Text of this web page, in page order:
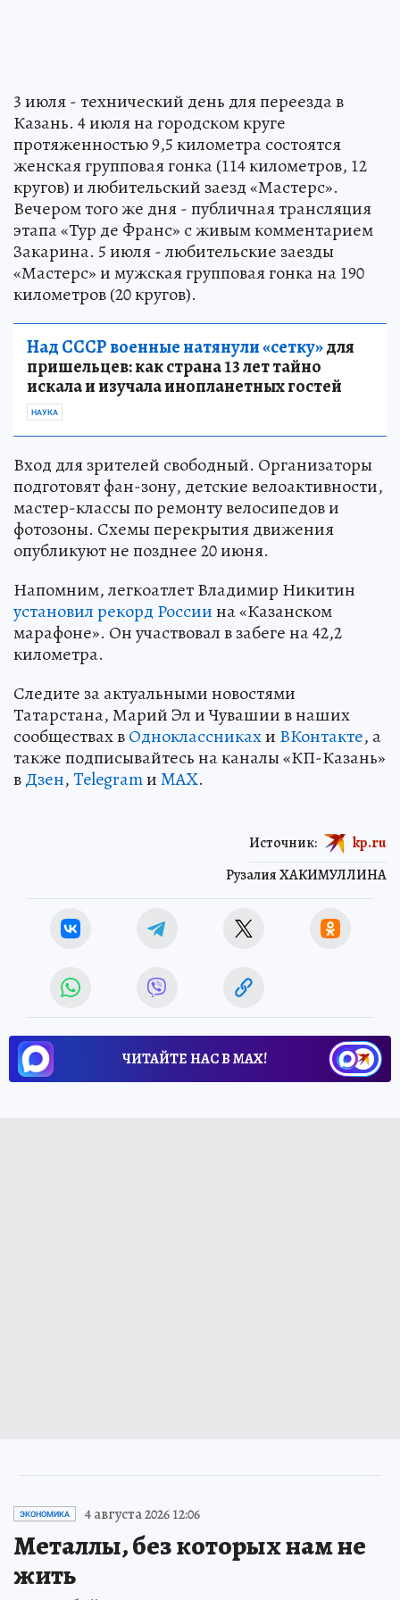
3 июля - технический день для переезда в
Казань. 4 июля на городском круге
протяженностью 9,5 километра состоятся
женская групповая гонка (114 километров, 12
кругов) и любительский заезд «Мастерс».
Вечером того же дня - публичная трансляция
этапа «Тур де Франс» с живым комментарием
Закарина. 5 июля - любительские заезды
«Мастерс» и мужская групповая гонка на 190
километров (20 кругов).
Над СССР военные натянули «сетку»для
пришельцев: как страна 13 лет тайно
искала и изучала инопланетных гостей
НАУКА
Вход для зрителей свободный. Организаторы
подготовят фан-зону, детские велоактивности,
мастер-классы по ремонту велосипедов и
фотозоны. Схемы перекрытия движения
опубликуют не позднее 20 июня.
Напомним, легкоатлет Владимир Никитин
установил рекорд Россиина «Казанском
марафоне». Он участвовал в забеге на 42,2
километра.
Следите за актуальными новостями
Татарстана, Марий Эл и Чувашии в наших
сообществах вОдноклассникахи ВКонтакте, а
также подписывайтесь на каналы «КП-Казань»
вДзен,TelegramиMAX.
Рузалия ХАКИМУЛЛИНА
Источник: kp.ru
ЧИТАЙТЕ НАС В МАХ!
ЭКОНОМИКА 4 августа 2026 12:06
Металлы, без которых нам не
жить